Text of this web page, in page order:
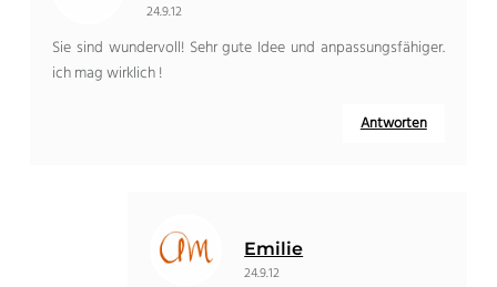
24.9.12
Sie sind wundervoll! Sehr gute Idee und anpassungsfähiger.
ich mag wirklich !
Antworten
Emilie
24.9.12